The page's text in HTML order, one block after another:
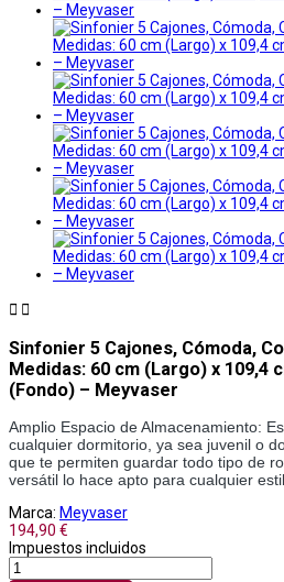
 
Sinfonier 5 Cajones, Cómoda,
Medidas: 60 cm (Largo) x 109,4
(Fondo) – Meyvaser
Amplio Espacio de Almacenamiento:
cualquier dormitorio, ya sea juvenil o
que te permiten guardar todo tipo de
versátil lo hace apto para cualquier
Marca: Meyvaser
194,90 €
Impuestos incluidos